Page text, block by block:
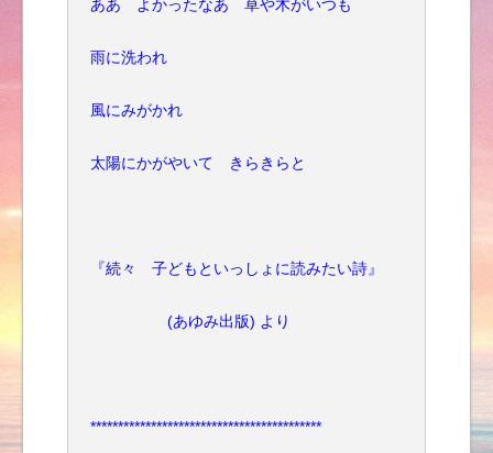
ああ よかったなあ 草や木がいつも
雨に洗われ
風にみがかれ
太陽にかがやいて きらきらと
『続々 子どもといっしょに読みたい詩』
(あゆみ出版) より
******************************************